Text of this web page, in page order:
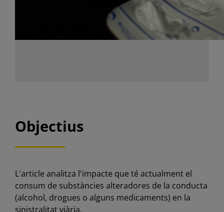
Objectius
L'article analitza l'impacte que té actualment el
consum de substàncies alteradores de la conducta
(alcohol, drogues o alguns medicaments) en la
sinistralitat viària.